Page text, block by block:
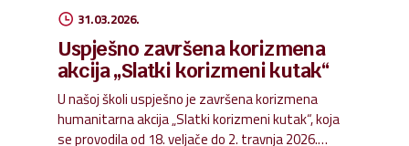
31.03.2026.
Uspješno završena korizmena
akcija „Slatki korizmeni kutak“
U našoj školi uspješno je završena korizmena
humanitarna akcija „Slatki korizmeni kutak“, koja
se provodila od 18. veljače do 2. travnja 2026.